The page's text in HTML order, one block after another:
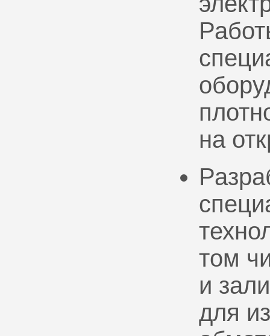
на
том
и
для